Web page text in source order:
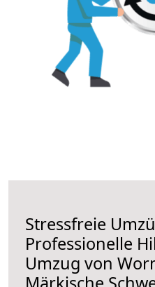
Stressfreie
Professionelle
Umzug von